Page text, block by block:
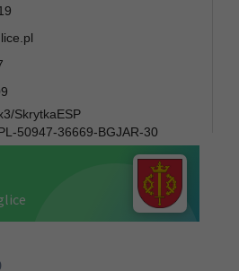
SkrytkaESP
50947-36669-BGJAR-30